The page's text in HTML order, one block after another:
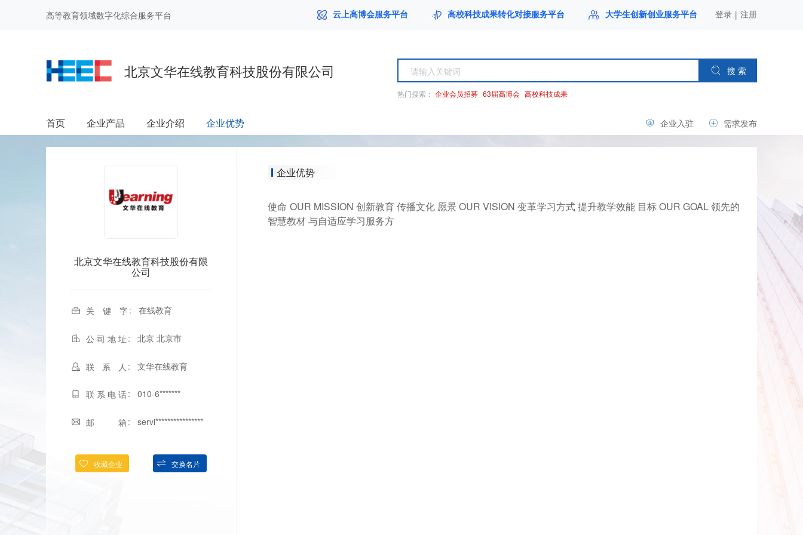
高等教育领域数字化综合服务平台 云上高博会服务平台 高校科技成果转化对接服务平台 大学生创新创业服务平台 登录 | 注册
北京文华在线教育科技股份有限公司 搜 索
热门搜索： 企业会员招募 63届高博会 高校科技成果
首页 企业产品 企业介绍 企业优势 企业入驻 需求发布
北京文华在线教育科技股份有限
公司
关 键 字 在线教育
公司地址 北京 北京市
联 系 人 文华在线教育
联系电话 010-6*******
邮 箱 servi****************
收藏企业 交换名片
企业优势
使命 OUR MISSION 创新教育 传播文化 愿景 OUR VISION 变革学习方式 提升教学效能 目标 OUR GOAL 领先的
智慧教材 与自适应学习服务方